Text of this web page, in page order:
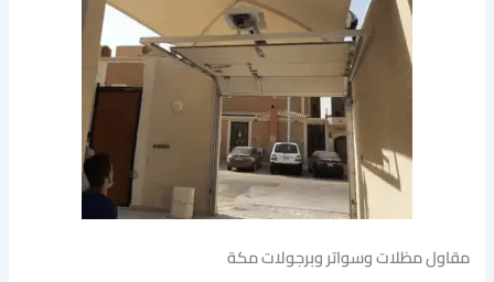
مقاول مظلات وسواتر وبرجولات مكة